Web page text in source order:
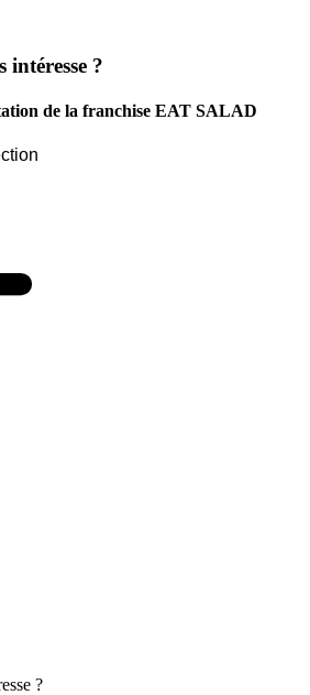
intéresse ?
de la franchise EAT SALAD
?